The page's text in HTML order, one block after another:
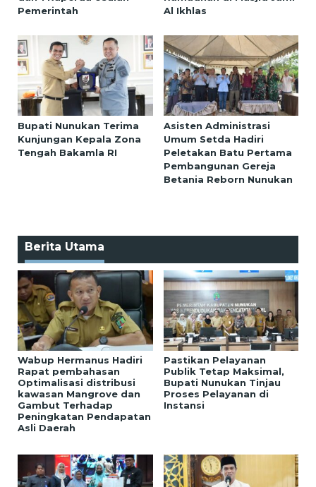
Pemerintah
Al Ikhlas
Bupati Nunukan Terima
Kunjungan Kepala Zona
Tengah Bakamla RI
Asisten Administrasi
Umum Setda Hadiri
Peletakan Batu Pertama
Pembangunan Gereja
Betania Reborn Nunukan
Berita Utama
Wabup Hermanus Hadiri
Rapat pembahasan
Optimalisasi distribusi
kawasan Mangrove dan
Gambut Terhadap
Peningkatan Pendapatan
Asli Daerah
Pastikan Pelayanan
Publik Tetap Maksimal,
Bupati Nunukan Tinjau
Proses Pelayanan di
Instansi